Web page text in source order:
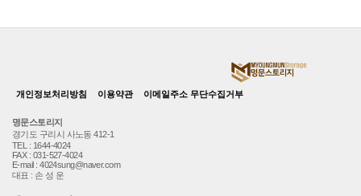
개인정보처리방침 이용약관 이메일주소 무단수집거부
명문스토리지
경기도 구리시 사노동 412-1
TEL : 1644-4024
FAX : 031-527-4024
E-mail : 4024sung@naver.com
대표 : 손 성 운